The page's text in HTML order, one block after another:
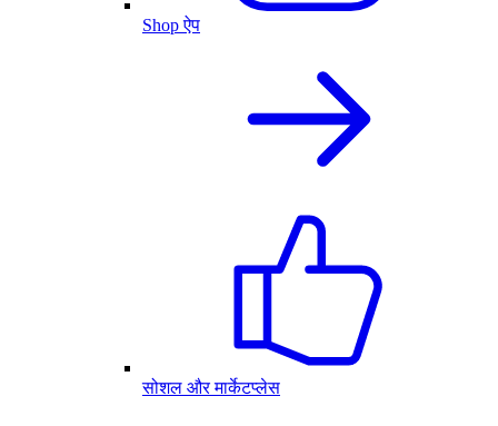
Shop ऐप
सोशल और मार्केटप्लेस